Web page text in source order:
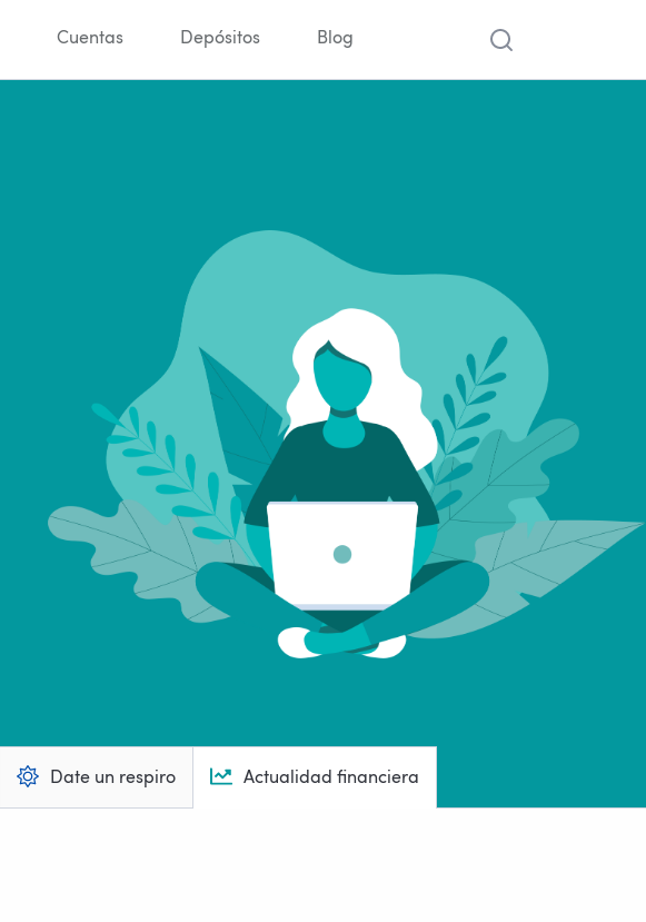
Cuentas Depósitos Blog
Date un respiro Actualidad financiera